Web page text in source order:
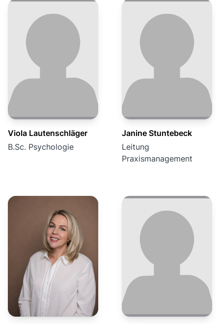
Viola Lautenschläger
B.Sc. Psychologie
Janine Stuntebeck
Leitung
Praxismanagement